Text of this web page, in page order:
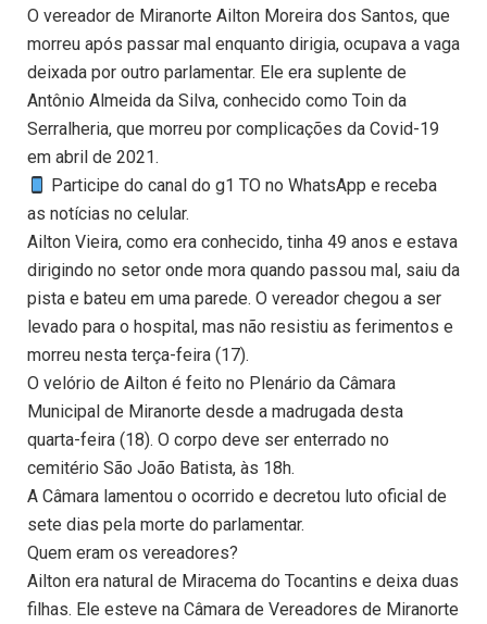
O vereador de Miranorte Ailton Moreira dos Santos, que
morreu após passar mal enquanto dirigia, ocupava a vaga
deixada por outro parlamentar. Ele era suplente de
Antônio Almeida da Silva, conhecido como Toin da
Serralheria, que morreu por complicações da Covid-19
em abril de 2021.
Participe do canal do g1 TO no WhatsApp e receba
as notícias no celular.
Ailton Vieira, como era conhecido, tinha 49 anos e estava
dirigindo no setor onde mora quando passou mal, saiu da
pista e bateu em uma parede. O vereador chegou a ser
levado para o hospital, mas não resistiu as ferimentos e
morreu nesta terça-feira (17).
O velório de Ailton é feito no Plenário da Câmara
Municipal de Miranorte desde a madrugada desta
quarta-feira (18). O corpo deve ser enterrado no
cemitério São João Batista, às 18h.
A Câmara lamentou o ocorrido e decretou luto oficial de
sete dias pela morte do parlamentar.
Quem eram os vereadores?
Ailton era natural de Miracema do Tocantins e deixa duas
filhas. Ele esteve na Câmara de Vereadores de Miranorte